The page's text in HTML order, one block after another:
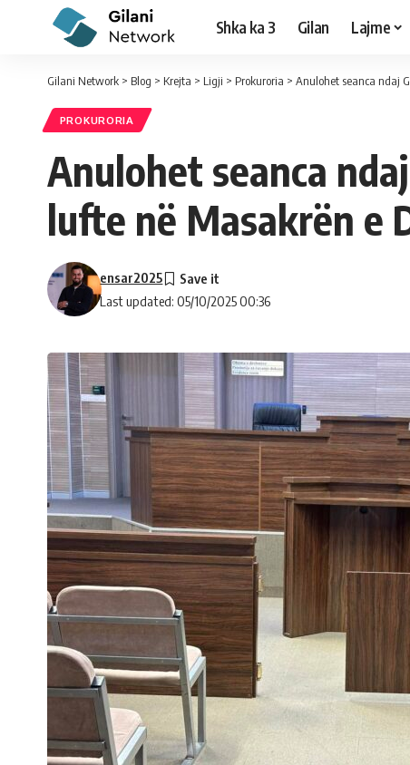
Shka ka 3 Gilan Lajme
Gilani Network > Blog > Krejta > Ligji > Prokuroria > Anulohet seanca ndaj
PROKURORIA
Anulohet seanca
lufte në Masakrën e
Last updated: 05/10/2025 00:36
ensar2025